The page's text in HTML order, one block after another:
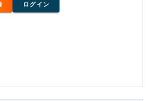
ログイン